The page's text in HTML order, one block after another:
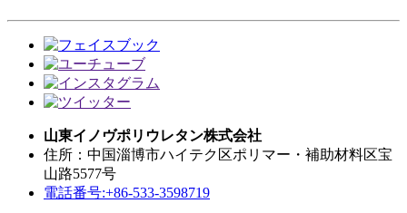
山東イノヴポリウレタン株式会社
住所：中国淄博市ハイテク区ポリマー・補助材料区宝
山路5577号
電話番号:+86-533-3598719